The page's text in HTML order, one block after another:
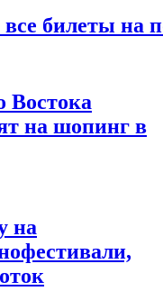
билеты на
Востока
на шопинг в
на